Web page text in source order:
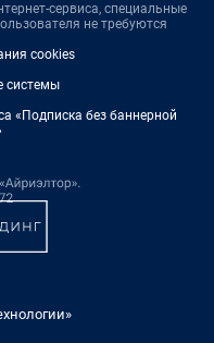
сервиса, специальные
не требуются
cookies
системы
«Подписка без баннерной